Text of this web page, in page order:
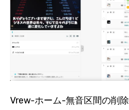
Vrew-ホーム-無音区間の削除